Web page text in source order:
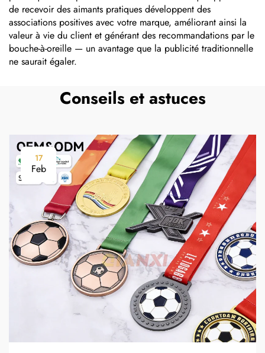
de recevoir des aimants pratiques développent des
associations positives avec votre marque, améliorant ainsi la
valeur à vie du client et générant des recommandations par le
bouche-à-oreille — un avantage que la publicité traditionnelle
ne saurait égaler.
Conseils et astuces
17
Feb